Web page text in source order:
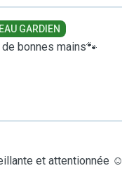
GARDIEN
bonnes mains🐾
et attentionnée ☺️